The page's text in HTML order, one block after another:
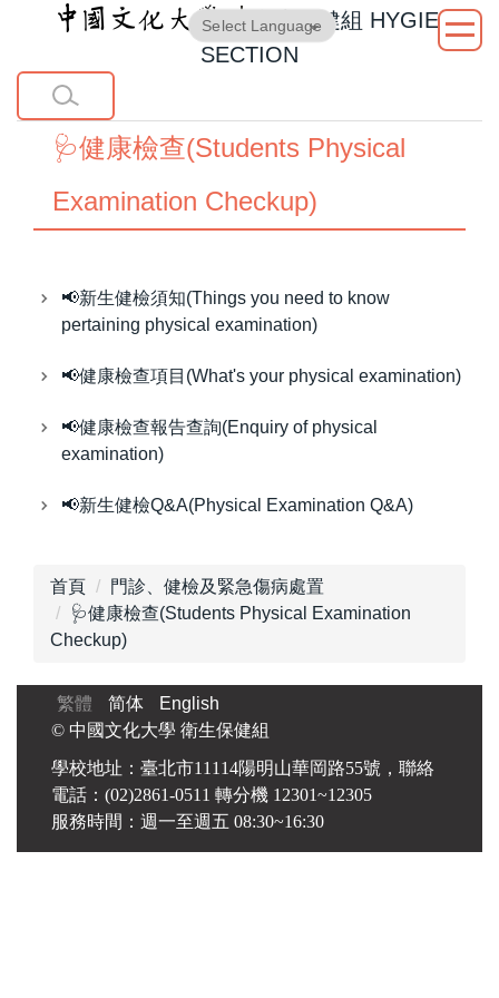
主
內
衛生保健組 HYGIENE
SECTION
Translate
🩺健康檢查(Students Physical
Examination Checkup)
📢新生健檢須知(Things you need to know
pertaining physical examination)
📢健康檢查項目(What's your physical examination)
📢健康檢查報告查詢(Enquiry of physical
examination)
📢新生健檢Q&A(Physical Examination Q&A)
首頁
門診、健檢及緊急傷病處置
🩺健康檢查(Students Physical Examination
Checkup)
繁體 简体
English
© 中國文化大學 衛生保健組
學校地址：臺北市11114陽明山華岡路55號，聯絡
電話：(02)2861-0511 轉分機 12301~12305
服務時間：週一至週五 08:30~16:30